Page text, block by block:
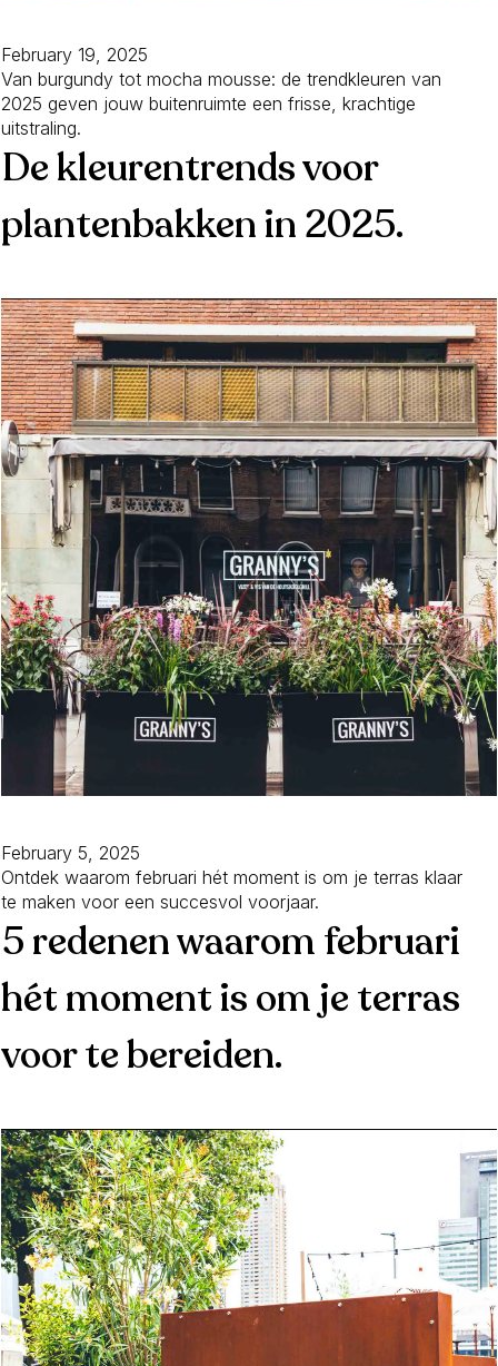
February 19, 2025
Van burgundy tot mocha mousse: de trendkleuren van
2025 geven jouw buitenruimte een frisse, krachtige
uitstraling.
De kleurentrends voor
plantenbakken in 2025.
February 5, 2025
Ontdek waarom februari hét moment is om je terras klaar
te maken voor een succesvol voorjaar.
5 redenen waarom februari
hét moment is om je terras
voor te bereiden.